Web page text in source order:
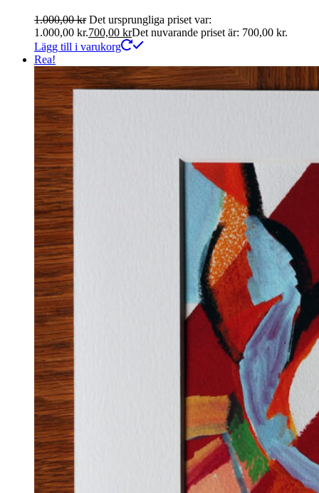
1.000,00kr Det ursprungliga priset var:
1.000,00 kr.700,00 krDet nuvarande priset är: 700,00 kr.
Lägg till i varukorg
Rea!